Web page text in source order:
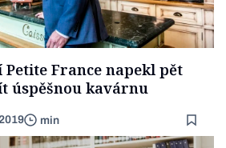
France napekl pět
úspěšnou kavárnu
min